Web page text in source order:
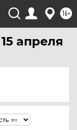
16+
апреля